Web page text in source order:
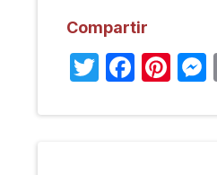
Compartir
Twitter